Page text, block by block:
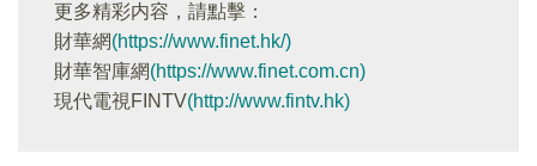
更多精彩内容，請點擊：
財華網(https://www.finet.hk/)
財華智庫網(https://www.finet.com.cn)
現代電視FINTV(http://www.fintv.hk)